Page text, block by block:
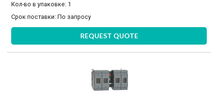
Кол-во в упаковке: 1
Срок поставки:По запросу
REQUEST QUOTE